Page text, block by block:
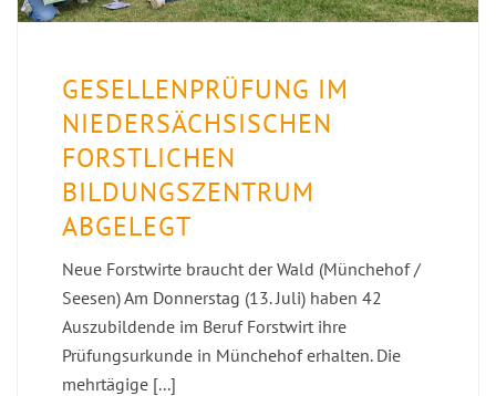
GESELLENPRÜFUNG IM
NIEDERSÄCHSISCHEN
FORSTLICHEN
BILDUNGSZENTRUM
ABGELEGT
Neue Forstwirte braucht der Wald (Münchehof /
Seesen) Am Donnerstag (13. Juli) haben 42
Auszubildende im Beruf Forstwirt ihre
Prüfungsurkunde in Münchehof erhalten. Die
mehrtägige [...]